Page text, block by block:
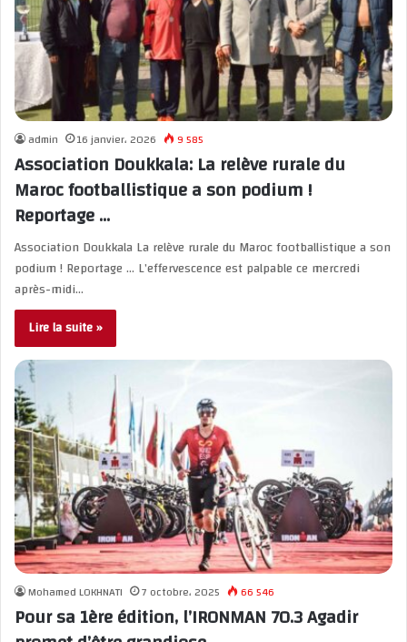
admin 16 janvier، 2026 9 585
Association Doukkala: La relève rurale du
Maroc footballistique a son podium !
Reportage …
Association Doukkala La relève rurale du Maroc footballistique a son
podium ! Reportage … L’effervescence est palpable ce mercredi
après-midi…
Lire la suite »
Mohamed LOKHNATI 7 octobre، 2025 66 546
Pour sa 1ère édition, l’IRONMAN 70.3 Agadir